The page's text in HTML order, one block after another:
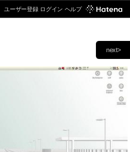
ユーザー登録 ログイン ヘルプ
next>